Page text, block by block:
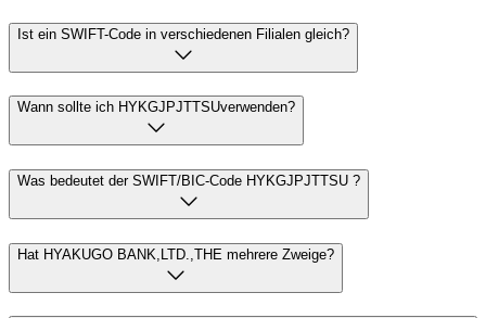
Ist ein SWIFT-Code in verschiedenen Filialen gleich?
Wann sollte ich HYKGJPJTTSUverwenden?
Was bedeutet der SWIFT/BIC-Code HYKGJPJTTSU ?
Hat HYAKUGO BANK,LTD.,THE mehrere Zweige?